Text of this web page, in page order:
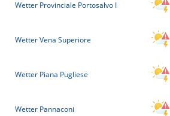
Wetter Provinciale Portosalvo I
Wetter Vena Superiore
Wetter Piana Pugliese
Wetter Pannaconi